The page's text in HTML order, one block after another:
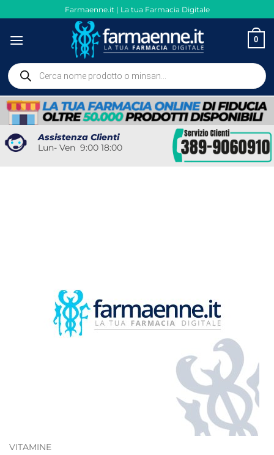
ai
contenuti
Farmaenne.it | La tua Farmacia Digitale
0
Ricerca
prodotti
Assistenza Clienti
Lun- Ven 9:00 18:00
VITAMINE